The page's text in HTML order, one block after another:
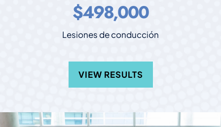
$498,000
Lesiones de conducción
VIEW RESULTS